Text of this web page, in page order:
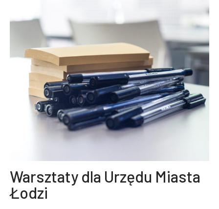
Warsztaty dla Urzędu Miasta
Łodzi